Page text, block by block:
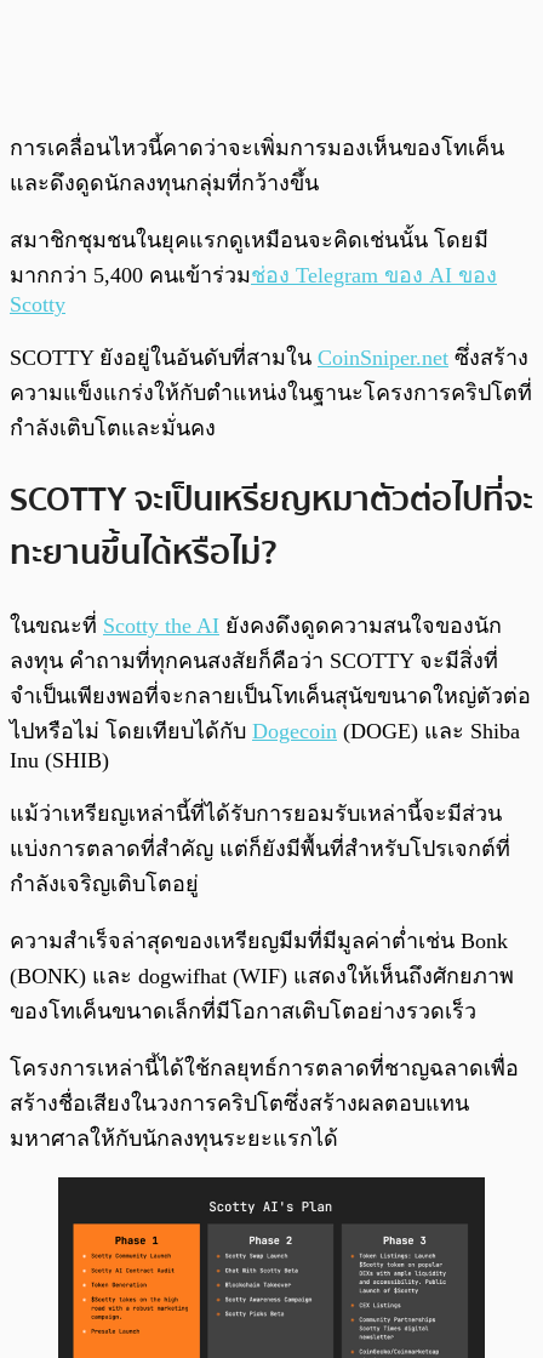
การเคลื่อนไหวนี้คาดว่าจะเพิ่มการมองเห็นของโทเค็น
และดึงดูดนักลงทุนกลุ่มที่กว้างขึ้น
สมาชิกชุมชนในยุคแรกดูเหมือนจะคิดเช่นนั้น โดยมี
มากกว่า 5,400 คนเข้าร่วมช่อง Telegram ของ AI ของ
Scotty
SCOTTY ยังอยู่ในอันดับที่สามใน CoinSniper.net ซึ่งสร้าง
ความแข็งแกร่งให้กับตำแหน่งในฐานะโครงการคริปโตที่
กำลังเติบโตและมั่นคง
SCOTTY จะเป็นเหรียญหมาตัวต่อไปที่จะ
ทะยานขึ้นได้หรือไม่?
ในขณะที่ Scotty the AI ยังคงดึงดูดความสนใจของนัก
ลงทุน คำถามที่ทุกคนสงสัยก็คือว่า SCOTTY จะมีสิ่งที่
จำเป็นเพียงพอที่จะกลายเป็นโทเค็นสุนัขขนาดใหญ่ตัวต่อ
ไปหรือไม่ โดยเทียบได้กับ Dogecoin (DOGE) และ Shiba
Inu (SHIB)
แม้ว่าเหรียญเหล่านี้ที่ได้รับการยอมรับเหล่านี้จะมีส่วน
แบ่งการตลาดที่สำคัญ แต่ก็ยังมีพื้นที่สำหรับโปรเจกต์ที่
กำลังเจริญเติบโตอยู่
ความสำเร็จล่าสุดของเหรียญมีมที่มีมูลค่าต่ำเช่น Bonk
(BONK) และ dogwifhat (WIF) แสดงให้เห็นถึงศักยภาพ
ของโทเค็นขนาดเล็กที่มีโอกาสเติบโตอย่างรวดเร็ว
โครงการเหล่านี้ได้ใช้กลยุทธ์การตลาดที่ชาญฉลาดเพื่อ
สร้างชื่อเสียงในวงการคริปโตซึ่งสร้างผลตอบแทน
มหาศาลให้กับนักลงทุนระยะแรกได้